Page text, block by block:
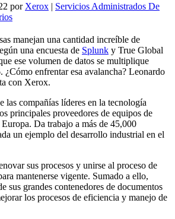
por Xerox | Servicios Administrados De
manejan una cantidad increíble de
una encuesta de Splunk y True Global
ese volumen de datos se multiplique
¿Cómo enfrentar esa avalancha? Leonardo
con Xerox.
las compañías líderes en la tecnología
principales proveedores de equipos de
Da trabajo a más de 45,000
un ejemplo del desarrollo industrial en el
sus procesos y unirse al proceso de
mantenerse vigente. Sumado a ello,
sus grandes contenedores de documentos
los procesos de eficiencia y manejo de